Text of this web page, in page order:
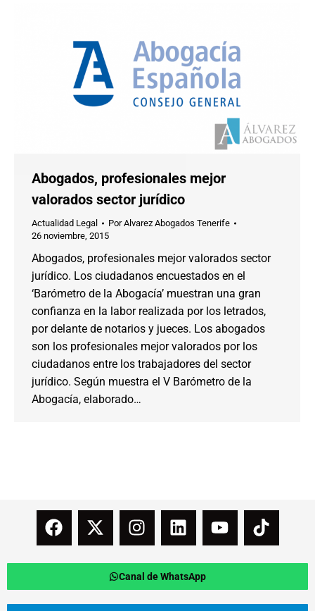
Abogados, profesionales mejor
valorados sector jurídico
Actualidad Legal PorAlvarez Abogados Tenerife
26 noviembre, 2015
Abogados, profesionales mejor valorados sector
jurídico. Los ciudadanos encuestados en el
‘Barómetro de la Abogacía’ muestran una gran
confianza en la labor realizada por los letrados,
por delante de notarios y jueces. Los abogados
son los profesionales mejor valorados por los
ciudadanos entre los trabajadores del sector
jurídico. Según muestra el V Barómetro de la
Abogacía, elaborado…
Canal de WhatsApp